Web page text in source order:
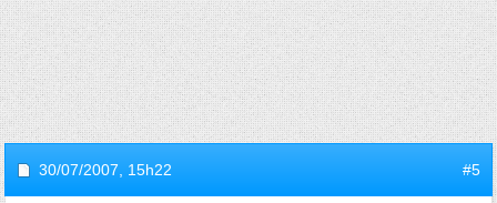
30/07/2007, 15h22 #5